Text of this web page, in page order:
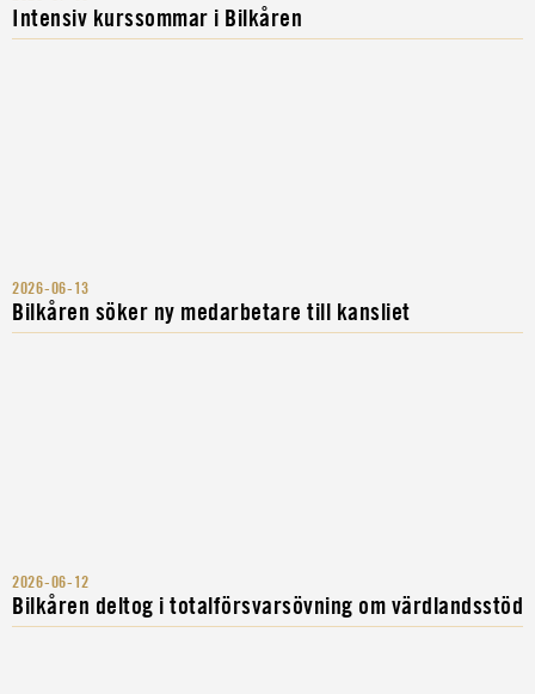
Intensiv kurssommar i Bilkåren
2026-06-13
Bilkåren söker ny medarbetare till kansliet
2026-06-12
Bilkåren deltog i totalförsvarsövning om värdlandsstöd